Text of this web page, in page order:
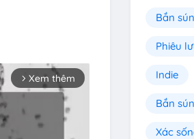
arrow_forward_ios Xem thêm
Bắn
Phiêu
Indie
Bắn
Xác